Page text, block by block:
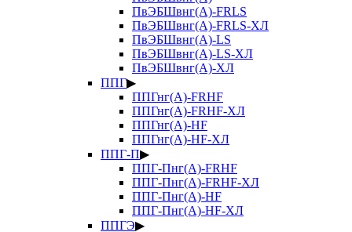
ПвЭБШвнг(А)-FRLS
ПвЭБШвнг(А)-FRLS-ХЛ
ПвЭБШвнг(А)-LS
ПвЭБШвнг(А)-LS-ХЛ
ПвЭБШвнг(А)-ХЛ
ППГ▶
ППГнг(А)-FRHF
ППГнг(А)-FRHF-ХЛ
ППГнг(А)-HF
ППГнг(А)-HF-ХЛ
ППГ-П▶
ППГ-Пнг(А)-FRHF
ППГ-Пнг(А)-FRHF-ХЛ
ППГ-Пнг(А)-HF
ППГ-Пнг(А)-HF-ХЛ
ППГЭ▶